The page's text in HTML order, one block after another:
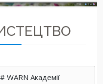
WARN Академії